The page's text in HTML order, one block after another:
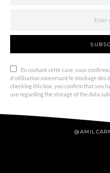
En cochant cette case, vous
d'utilisation concernant le stockage des
checking this box, you confirm that you
use regarding the storage of the data